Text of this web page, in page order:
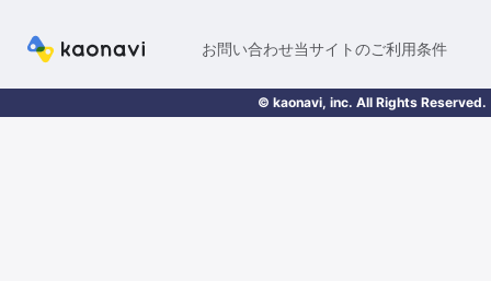
お問い合わせ当サイトのご利用条件
© kaonavi, inc. All Rights Reserved.